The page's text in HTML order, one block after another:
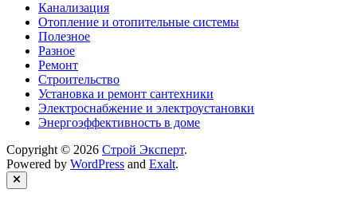
Канализация
Отопление и отопительные системы
Полезное
Разное
Ремонт
Строительство
Установка и ремонт сантехники
Электроснабжение и электроустановки
Энергоэффективность в доме
Copyright © 2026 Строй Эксперт.
Powered by WordPress and Exalt.
Close